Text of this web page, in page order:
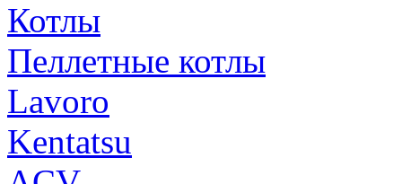
Котлы
Пеллетные котлы
Lavoro
Kentatsu